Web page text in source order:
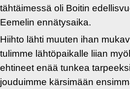
tähtäimessä oli Boitin
Eemelin ennätysaika.
Hiihto lähti muuten ihan
tulimme lähtöpaikalle liian
ehtineet enää tunkea
jouduimme kärsimään